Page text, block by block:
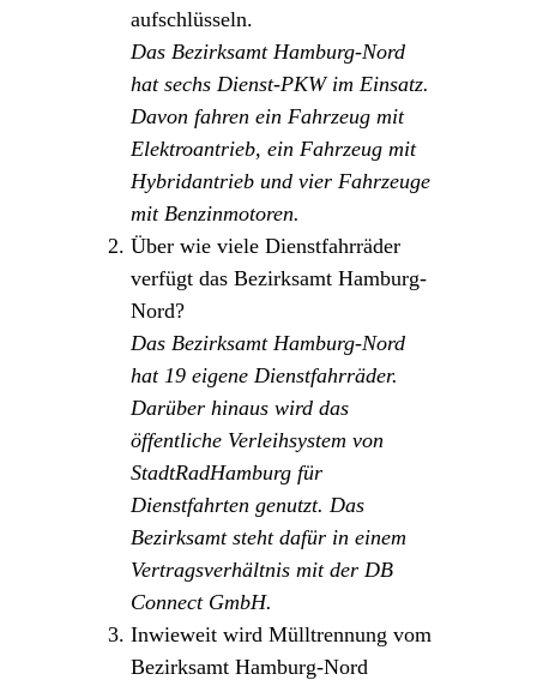
aufschlüsseln.
Das Bezirksamt Hamburg-Nord
hat sechs Dienst-PKW im Einsatz.
Davon fahren ein Fahrzeug mit
Elektroantrieb, ein Fahrzeug mit
Hybridantrieb und vier Fahrzeuge
mit Benzinmotoren.
Über wie viele Dienstfahrräder
verfügt das Bezirksamt Hamburg-
Nord?
Das Bezirksamt Hamburg-Nord
hat 19 eigene Dienstfahrräder.
Darüber hinaus wird das
öffentliche Verleihsystem von
StadtRadHamburg für
Dienstfahrten genutzt. Das
Bezirksamt steht dafür in einem
Vertragsverhältnis mit der DB
Connect GmbH.
Inwieweit wird Mülltrennung vom
Bezirksamt Hamburg-Nord